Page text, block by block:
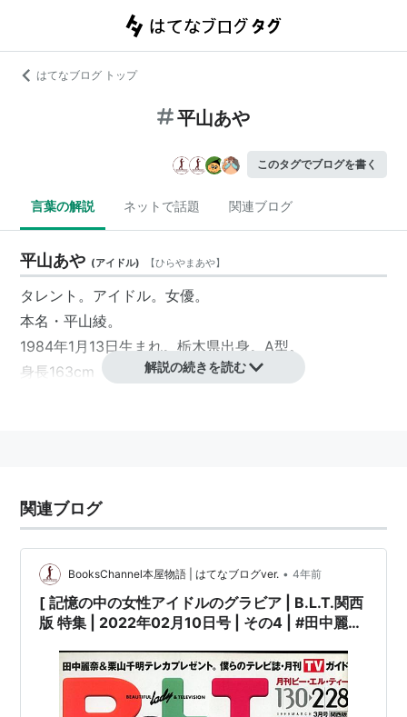
はてなブログ トップ
平山あや
このタグでブログを書く
言葉の解説 ネットで話題 関連ブログ
平山あや (アイドル) 【ひらやまあや】
タレント。アイドル。女優。
本名・平山綾。
1984年1月13日生まれ。栃木県出身。A型。
身長163cm B85（D） W59 H82
可愛いだけじゃダメかしら?（1999年1月 - 3月、テレビ
朝日） - 三村恵梨花役
天国のKiss（1999年7月 - 9月、テレビ朝日） - 御手洗
今日子役
隣人は密かに笑う（1999年10月 - 12月、日本テレビ）
20歳の結婚（2000年7月 - 9月、TBS）
Fighting Girl（2001年7月 - 9月、フジテレビ） - 吉田
解説の続きを読む
関連ブログ
BooksChannel本屋物語 | はてなブログver. • 4年前
[ 記憶の中の女性アイドルのグラビア | B.L.T.関西
版 特集 | 2022年02月10日号 | その4 | #田中麗奈
子 #99人の美少女アイドル名鑑 #平山あや みうら
じゅん 安藤美姫 安倍麻美 白石美帆 藤本美貴 安倍
なつみ 国分佐智子 三津谷葉子 加藤あい 西村繭子